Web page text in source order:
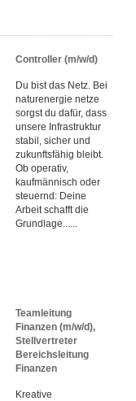
Controller (m/w/d)
Du bist das Netz. Bei
naturenergie netze
sorgst du dafür, dass
unsere Infrastruktur
stabil, sicher und
zukunftsfähig bleibt.
Ob operativ,
kaufmännisch oder
steuernd: Deine
Arbeit schafft die
Grundlage......
Teamleitung
Finanzen (m/w/d),
Stellvertreter
Bereichsleitung
Finanzen
Kreative